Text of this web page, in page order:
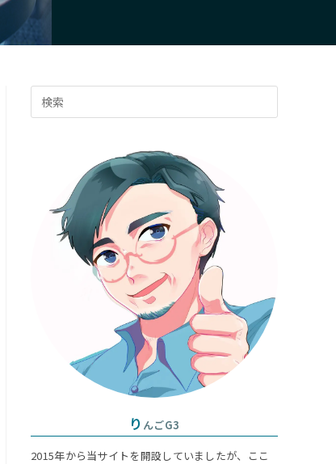
ト
Escape
り んごG3
2015年から当サイトを開設していましたが、ここ